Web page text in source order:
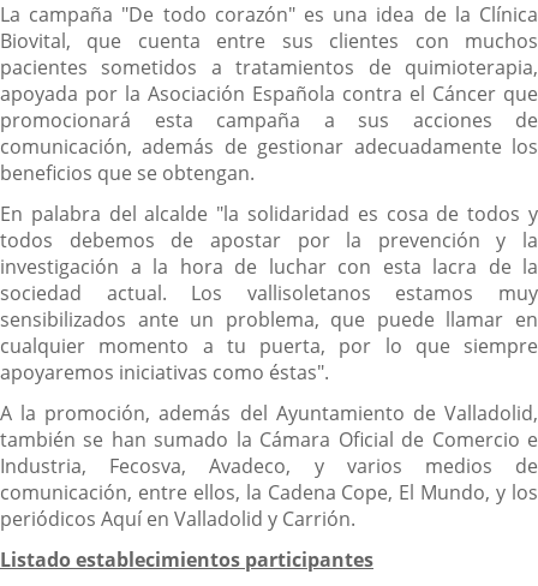
La campaña "De todo corazón" es una idea de la Clínica
Biovital, que cuenta entre sus clientes con muchos
pacientes sometidos a tratamientos de quimioterapia,
apoyada por la Asociación Española contra el Cáncer que
promocionará esta campaña a sus acciones de
comunicación, además de gestionar adecuadamente los
beneficios que se obtengan.
En palabra del alcalde "la solidaridad es cosa de todos y
todos debemos de apostar por la prevención y la
investigación a la hora de luchar con esta lacra de la
sociedad actual. Los vallisoletanos estamos muy
sensibilizados ante un problema, que puede llamar en
cualquier momento a tu puerta, por lo que siempre
apoyaremos iniciativas como éstas".
A la promoción, además del Ayuntamiento de Valladolid,
también se han sumado la Cámara Oficial de Comercio e
Industria, Fecosva, Avadeco, y varios medios de
comunicación, entre ellos, la Cadena Cope, El Mundo, y los
periódicos Aquí en Valladolid y Carrión.
Listado establecimientos participantes